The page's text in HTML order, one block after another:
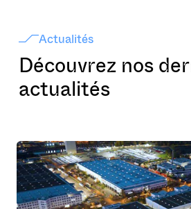
Actualités
Découvrez nos
actualités